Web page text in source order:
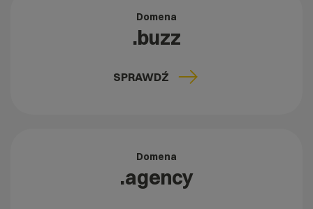
Domena
.buzz
SPRAWDŹ
Domena
.agency